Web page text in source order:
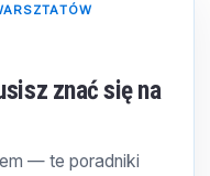
znać się na
— te poradniki